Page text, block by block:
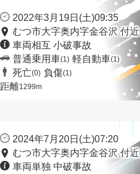
2022年3月19日(土)09:35
むつ市大字奥内字金谷沢 付近
車両相互 小破事故
普通乗用車(1) 軽自動車(1)
死亡(0) 負傷(1)
距離1299m
2024年7月20日(土)07:20
むつ市大字奥内字金谷沢 付近
車両単独 中破事故